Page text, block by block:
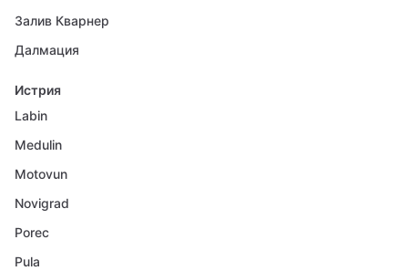
Залив Кварнер
Далмация
Истрия
Labin
Medulin
Motovun
Novigrad
Porec
Pula